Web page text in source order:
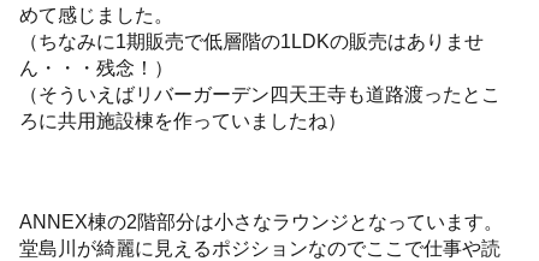
めて感じました。
（ちなみに1期販売で低層階の1LDKの販売はありませ
ん・・・残念！）
（そういえばリバーガーデン四天王寺も道路渡ったとこ
ろに共用施設棟を作っていましたね）
ANNEX棟の2階部分は小さなラウンジとなっています。
堂島川が綺麗に見えるポジションなのでここで仕事や読